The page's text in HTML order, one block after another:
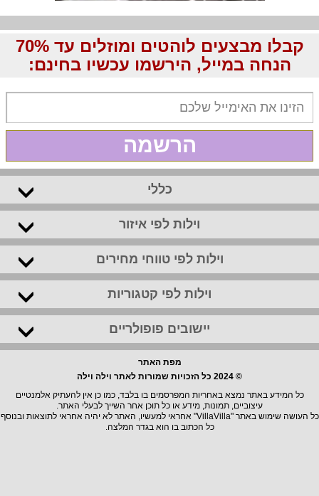
קבלו מבצעים לוהטים ומוזלים עד 70%
הנחה במייל, הירשמו עכשיו בחינם:
הרשמה
כללי
וילות לפי איזור
וילות לפי טווחי מחירים
וילות לפי קטגוריות
יישובים פופולריים
מפת האתר
© 2024 כל הזכויות שמורות לאתר וילה וילה
כל המידע באתר נמצא באחריות המפרסמים בו בלבד, כמו כן אין להעתיק אלמנטיים
עיצוביים, תמונות, מידע או כל תוכן אחר השייך לבעלי האתר.
כל העושה שימוש באתר "VillaVilla" אחראי למעשיו, האתר לא יהיה אחראי לתוצאות ובנוסף
כל הכתוב בו הוא בגדר המלצה.